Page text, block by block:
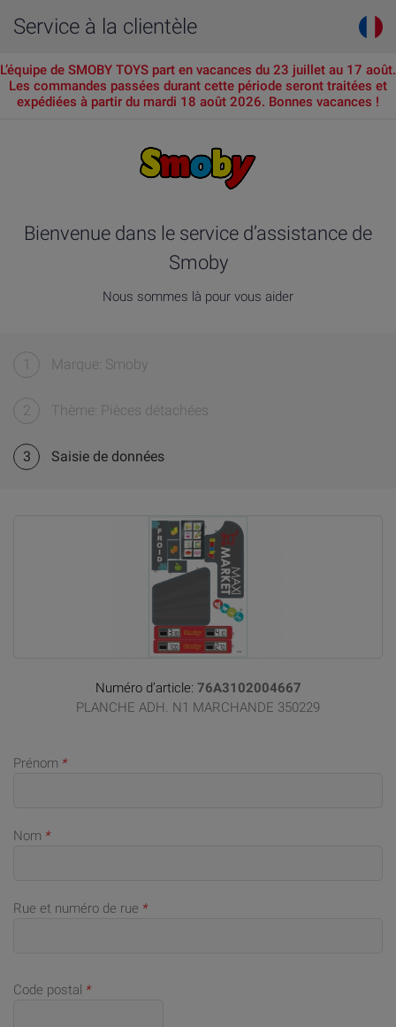
Service à la clientèle
L’équipe de SMOBY TOYS part en vacances du 23 juillet au 17 août.
Les commandes passées durant cette période seront traitées et
expédiées à partir du mardi 18 août 2026. Bonnes vacances !
Bienvenue dans le service d’assistance de
Smoby
Nous sommes là pour vous aider
1 Marque: Smoby
2 Thème: Pièces détachées
3 Saisie de données
Numéro d’article: 76A3102004667
PLANCHE ADH. N1 MARCHANDE 350229
Prénom *
Nom *
Rue et numéro de rue *
Code postal *